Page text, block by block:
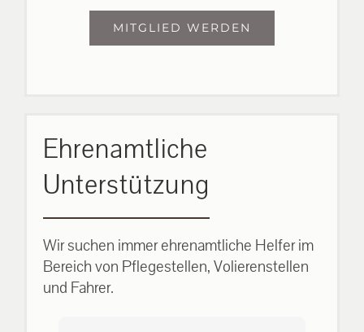
MITGLIED WERDEN
Ehrenamtliche
Unterstützung
Wir suchen immer ehrenamtliche Helfer im
Bereich von Pflegestellen, Volierenstellen
und Fahrer.